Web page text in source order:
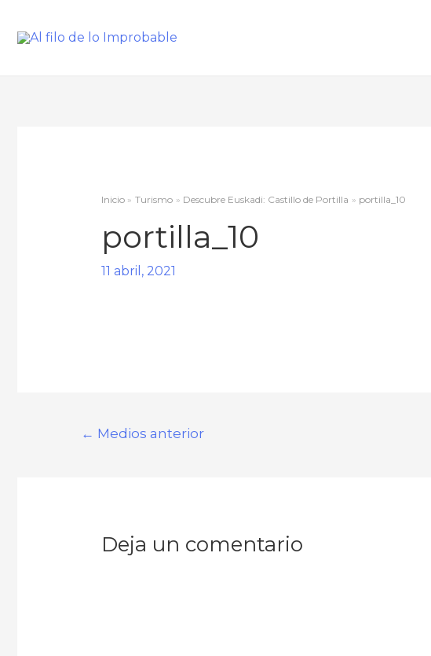
Inicio Turismo Descubre Euskadi: Castillo de Portilla portilla_10
portilla_10
11 abril, 2021
← Medios anterior
Deja un comentario